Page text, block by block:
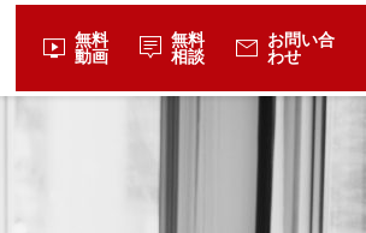
live_tv 無料
動画
tooltip_2 無料
相談
mail お問い合
わせ